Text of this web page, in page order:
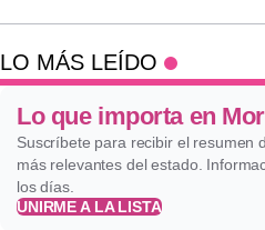
LO MÁS LEÍDO
Lo que importa en
Suscríbete para recibir el resumen
más relevantes del estado.
los días.
UNIRME A LA LISTA